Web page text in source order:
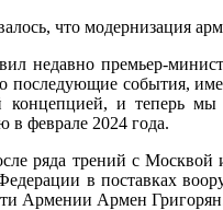
что модернизация
недавно премьер-
события,
концепцией, и теперь
феврале 2024 года.
ряда трений с Москвой
в поставках
Армении Армен